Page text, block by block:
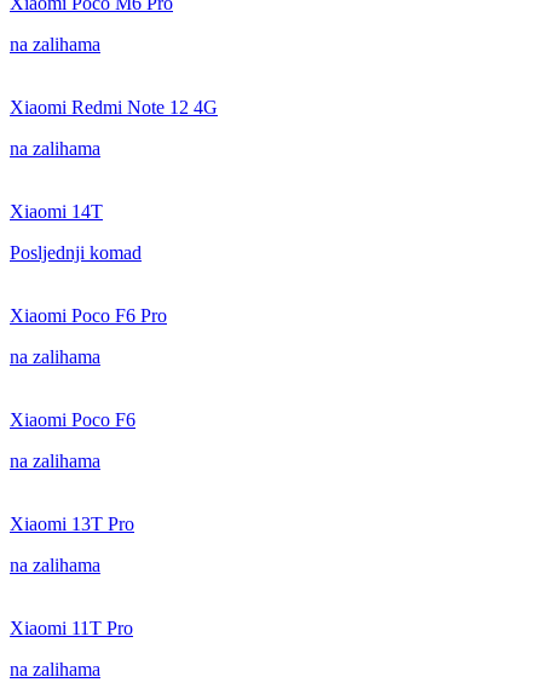
na zalihama
Xiaomi Redmi Note 12 4G
na zalihama
Xiaomi 14T
Posljednji komad
Xiaomi Poco F6 Pro
na zalihama
Xiaomi Poco F6
na zalihama
Xiaomi 13T Pro
na zalihama
Xiaomi 11T Pro
na zalihama